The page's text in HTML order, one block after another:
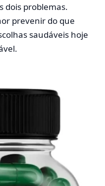
dois problemas.
prevenir do que
saudáveis hoje